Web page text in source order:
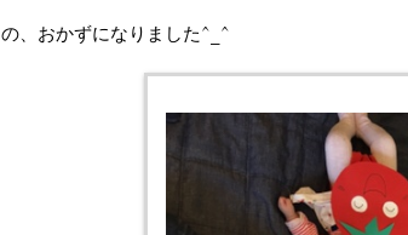
の、おかずになりました^_^